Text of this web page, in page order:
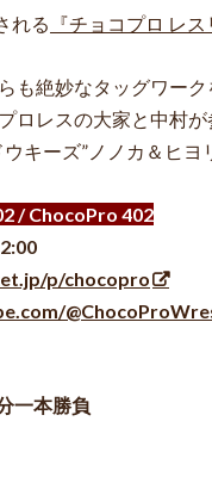
れる 『チョコプロ レス
も絶妙なタッグワー
ロレスの大家と中村
キーズ”ノノカ＆ヒヨ
/ ChocoPro 402
p/chocopro
一本勝負